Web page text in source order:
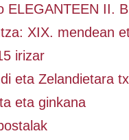
ELEGANTEEN II.
XIX. mendean
irizar
eta Zelandietara
eta ginkana